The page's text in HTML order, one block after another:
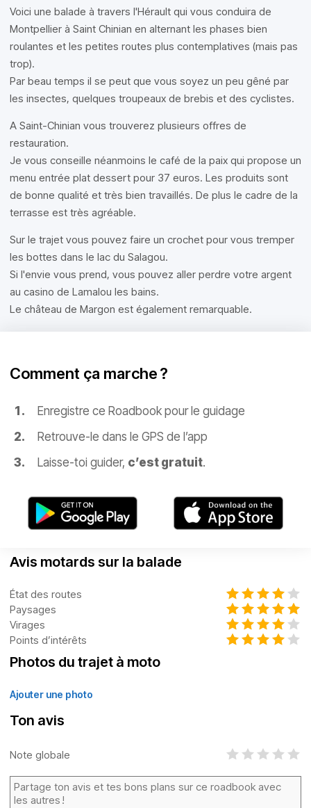
Voici une balade à travers l'Hérault qui vous conduira de
Montpellier à Saint Chinian en alternant les phases bien
roulantes et les petites routes plus contemplatives (mais pas
trop).
Par beau temps il se peut que vous soyez un peu gêné par
les insectes, quelques troupeaux de brebis et des cyclistes.
A Saint-Chinian vous trouverez plusieurs offres de
restauration.
Je vous conseille néanmoins le café de la paix qui propose un
menu entrée plat dessert pour 37 euros. Les produits sont
de bonne qualité et très bien travaillés. De plus le cadre de la
terrasse est très agréable.
Sur le trajet vous pouvez faire un crochet pour vous tremper
les bottes dans le lac du Salagou.
Si l'envie vous prend, vous pouvez aller perdre votre argent
au casino de Lamalou les bains.
Le château de Margon est également remarquable.
Comment ça marche ?
Enregistre ce Roadbook pour le guidage
Retrouve-le dans le GPS de l’app
Laisse-toi guider, c’est gratuit.
Avis motards sur la balade
État des routes
Paysages
Virages
Points d’intérêts
Photos du trajet à moto
Ajouter une photo
Ton avis
Note globale